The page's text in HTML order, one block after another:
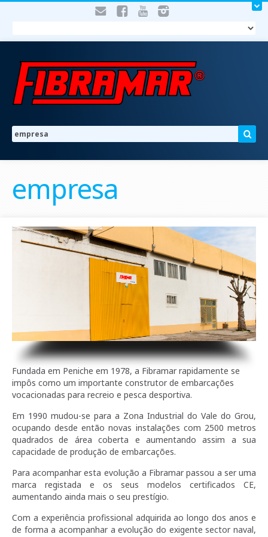
empresa
Fundada em Peniche em 1978, a Fibramar rapidamente se
impôs como um importante construtor de embarcações
vocacionadas para recreio e pesca desportiva.
Em 1990 mudou-se para a Zona Industrial do Vale do Grou,
ocupando desde então novas instalações com 2500 metros
quadrados de área coberta e aumentando assim a sua
capacidade de produção de embarcações.
Para acompanhar esta evolução a Fibramar passou a ser uma
marca registada e os seus modelos certificados CE,
aumentando ainda mais o seu prestígio.
Com a experiência profissional adquirida ao longo dos anos e
de forma a acompanhar a evolução do exigente sector naval,